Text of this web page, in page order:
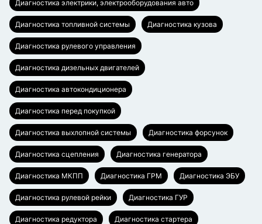
Диагностика электрики, электрооборудования авто
Диагностика топливной системы Диагностика кузова
Диагностика рулевого управления
Диагностика дизельных двигателей
Диагностика автокондиционера
Диагностика перед покупкой
Диагностика выхлопной системы Диагностика форсунок
Диагностика сцепления Диагностика генератора
Диагностика МКПП Диагностика ГРМ Диагностика ЭБУ
Диагностика рулевой рейки Диагностика ГУР
Диагностика редуктора Диагностика стартера